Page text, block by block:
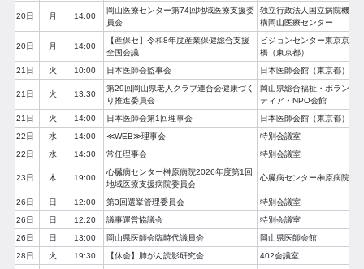
20日 月 14:00
岡山医療センター第74回地域医療支援委
員会
独立行政法人国立病院機
構岡山医療センター
20日 月 14:00
【産保セ】令和8年度産業保健総合支援
全国会議
ビジョンセンター東京京
橋（東京都）
21日
火 10:00 日本医師会監事会 日本医師会館（東京都）
21日 火 13:30
第29回岡山県老人クラブ連合会健康づく
り推進委員会
岡山県総合福祉・ボラン
ティア・NPO会館
21日
火 14:00 日本医師会第1回理事会
日本医師会館（東京都）
22日
水 14:00 ≪WEB≫理事会
特別会議室
22日
水 14:30 常任理事会 特別会議室
23日 木 19:00
心臓病センター榊原病院2026年度第1回
地域医療支援病院委員会
心臓病センター榊原病院
26日 日 12:00 第3回選挙管理委員会
特別会議室
26日
日 12:20 議事運営協議会
特別会議室
26日
日 13:00 岡山県医師会臨時代議員会
岡山県医師会館
28日
火 19:30 【休会】肺がん読影研究会
402会議室